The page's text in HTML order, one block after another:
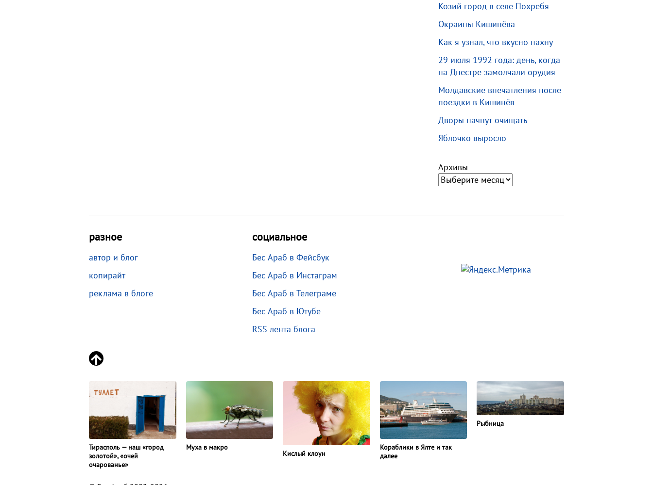
Козий город в селе Похребя
Окраины Кишинёва
Как я узнал, что вкусно пахну
29 июля 1992 года: день, когда
на Днестре замолчали орудия
Молдавские впечатления после
поездки в Кишинёв
Дворы начнут очищать
Яблочко выросло
Архивы
разное
автор и блог
копирайт
реклама в блоге
социальное
Бес Араб в Фейсбук
Бес Араб в Инстаграм
Бес Араб в Телеграме
Бес Араб в Ютубе
RSS лента блога
Тирасполь — наш «город
золотой», «очей
очарованье»
Муха в макро
Кислый клоун
Кораблики в Ялте и так
далее
Рыбница